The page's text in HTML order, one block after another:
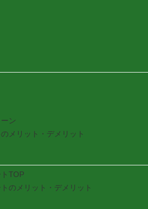
ン
メリット・デメリット
TOP
のメリット・デメリット